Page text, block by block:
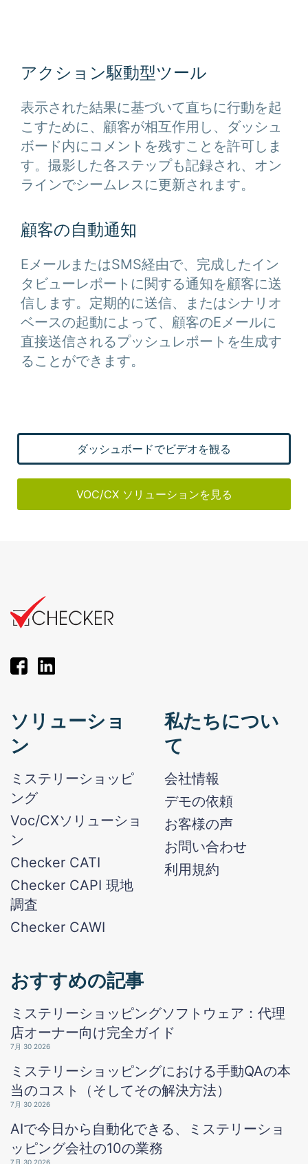
アクション駆動型ツール
表示された結果に基づいて直ちに行動を起
こすために、顧客が相互作用し、ダッシュ
ボード内にコメントを残すことを許可しま
す。撮影した各ステップも記録され、オン
ラインでシームレスに更新されます。
顧客の自動通知
EメールまたはSMS経由で、完成したイン
タビューレポートに関する通知を顧客に送
信します。定期的に送信、またはシナリオ
ベースの起動によって、顧客のEメールに
直接送信されるプッシュレポートを生成す
ることができます。
ダッシュボードでビデオを観る
VOC/CX ソリューションを見る
ソリューショ
ン
ミステリーショッピ
ング
Voc/CXソリューショ
ン
Checker CATI
Checker CAPI 現地
調査
Checker CAWI
私たちについ
て
会社情報
デモの依頼
お客様の声
お問い合わせ
利用規約
おすすめの記事
ミステリーショッピングソフトウェア：代理
店オーナー向け完全ガイド
7月 30 2026
ミステリーショッピングにおける手動QAの本
当のコスト（そしてその解決方法）
7月 30 2026
AIで今日から自動化できる、ミステリーショ
ッピング会社の10の業務
7月 30 2026